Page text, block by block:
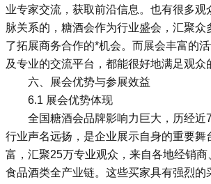
业专家交流，获取前沿信息。也有很多观
脉关系的，糖酒会作为行业盛会，汇聚众
了拓展商务合作的*机会。而展会丰富的
及专业的交流平台，都能很好地满足观众
六、展会优势与参展效益
6.1 展会优势体现
全国糖酒会品牌影响力巨大，历经近
行业声名远扬，是企业展示自身的重要舞
富，汇聚25万专业观众，来自各地经销商
食品酒类全产业链。这些买家具有强烈的